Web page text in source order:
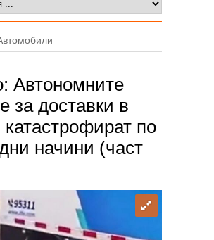
Автономните
за доставки в
катастрофират по
начини (част